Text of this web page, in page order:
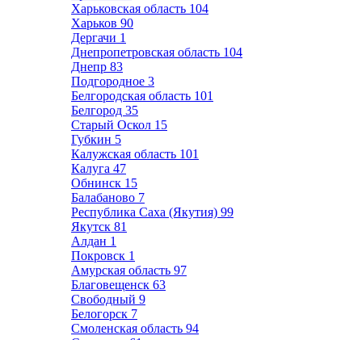
Харьковская область 104
Харьков 90
Дергачи 1
Днепропетровская область 104
Днепр 83
Подгородное 3
Белгородская область 101
Белгород 35
Старый Оскол 15
Губкин 5
Калужская область 101
Калуга 47
Обнинск 15
Балабаново 7
Республика Саха (Якутия) 99
Якутск 81
Алдан 1
Покровск 1
Амурская область 97
Благовещенск 63
Свободный 9
Белогорск 7
Смоленская область 94